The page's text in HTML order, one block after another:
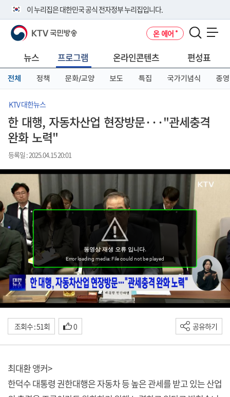
이 누리집은 대한민국 공식 전자정부 누리집입니다.
공식 누리집 주소 확인하기
니다.
이밖에 or.kr 또는 .kr등 다른 도메인 주소를 사용하고 있다면 아래 URL에
서 도메인 주소를 확인해 보세요
KTV 국민방송 온 에어
뉴스 프로그램 온라인콘텐츠 편성표
전체 정책 문화/교양 보도 특집 국가기념식 종영
KTV 대한뉴스
한 대행, 자동차산업 현장방문···"관세충격
완화 노력"
등록일 : 2025.04.15 20:01
조회수 : 51회 0 공유하기
최대환 앵커>
한덕수 대통령 권한대행은 자동차 등 높은 관세를 받고 있는 산업